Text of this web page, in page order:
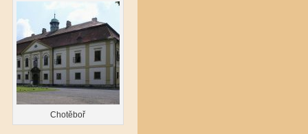
Chotěboř